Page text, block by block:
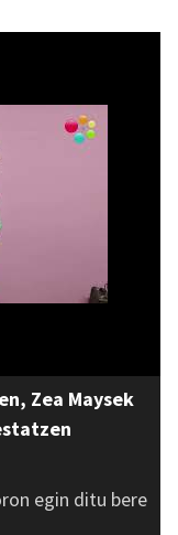
Zea Maysek
egin ditu bere